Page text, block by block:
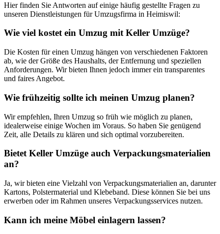
Hier finden Sie Antworten auf einige häufig gestellte Fragen zu
unseren Dienstleistungen für Umzugsfirma in Heimiswil:
Wie viel kostet ein Umzug mit Keller Umzüge?
Die Kosten für einen Umzug hängen von verschiedenen Faktoren
ab, wie der Größe des Haushalts, der Entfernung und speziellen
Anforderungen. Wir bieten Ihnen jedoch immer ein transparentes
und faires Angebot.
Wie frühzeitig sollte ich meinen Umzug planen?
Wir empfehlen, Ihren Umzug so früh wie möglich zu planen,
idealerweise einige Wochen im Voraus. So haben Sie genügend
Zeit, alle Details zu klären und sich optimal vorzubereiten.
Bietet Keller Umzüge auch Verpackungsmaterialien
an?
Ja, wir bieten eine Vielzahl von Verpackungsmaterialien an, darunter
Kartons, Polstermaterial und Klebeband. Diese können Sie bei uns
erwerben oder im Rahmen unseres Verpackungsservices nutzen.
Kann ich meine Möbel einlagern lassen?